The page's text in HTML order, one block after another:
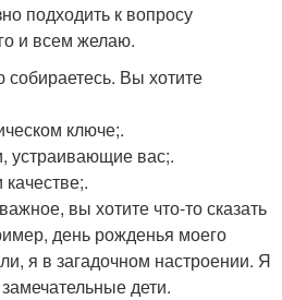
подходить к вопросу
и всем желаю.
Вы хотите
ключе;.
устраивающие вас;.
вы хотите что-то сказать
день рожденья моего
я в загадочном настроении. Я
дети.